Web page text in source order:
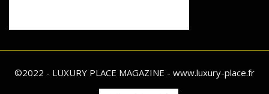
©2022 - LUXURY PLACE MAGAZINE - www.luxury-place.fr